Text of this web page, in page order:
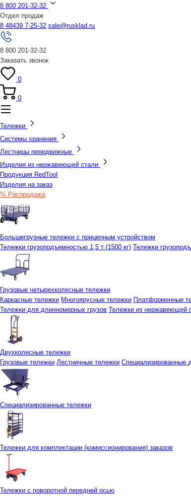
8 800 201-32-32
Отдел продаж
8 48439 7-25-32 sale@rusklad.ru
8 800 201-32-32
Заказать звонок
0
0
Тележки
Системы хранения
Лестницы передвижные
Изделия из нержавеющей стали
Продукция RedTool
Изделия на заказ
% Распродажа
Большегрузные тележки с прицепным устройством
Тележки грузоподъемностью 1,5 т (1500 кг) Тележки
Грузовые четырехколесные тележки
Каркасные тележки Многоярусные тележки Платформенные
Тележки для длинномерных грузов Тележки из нержавеющей
Двухколесные тележки
Грузовые тележки Лестничные тележки Специализированные
Специализированные тележки
Тележки для комплектации (комиссионирования) заказов
Тележки с поворотной передней осью